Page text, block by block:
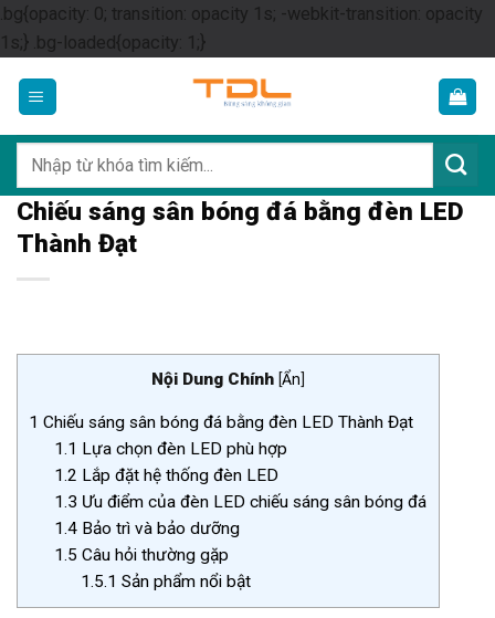
.bg{opacity: 0; transition: opacity 1s; -webkit-transition: opacity
1s;} .bg-loaded{opacity: 1;}Skip
content
kiếm:
Chiếu sáng sân bóng đá bằng đèn LED
Thành Đạt
Nội Dung Chính [Ẩn]
1 Chiếu sáng sân bóng đá bằng đèn LED Thành Đạt
1.1 Lựa chọn đèn LED phù hợp
1.2 Lắp đặt hệ thống đèn LED
1.3 Ưu điểm của đèn LED chiếu sáng sân bóng đá
1.4 Bảo trì và bảo dưỡng
1.5 Câu hỏi thường gặp
1.5.1 Sản phẩm nổi bật